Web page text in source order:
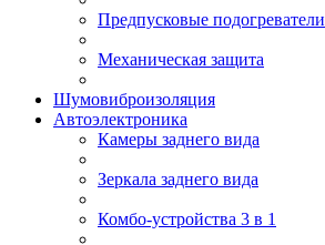
Предпусковые подогреватели
Механическая защита
Шумовиброизоляция
Автоэлектроника
Камеры заднего вида
Зеркала заднего вида
Комбо-устройства 3 в 1